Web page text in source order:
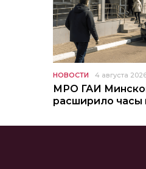
НОВОСТИ 4 августа
МРО ГАИ
расширило часы